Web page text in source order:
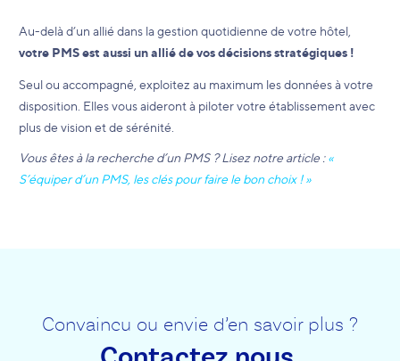
Au-delà d’un allié dans la gestion quotidienne de votre hôtel,
votre PMS est aussi un allié de vos décisions stratégiques !
Seul ou accompagné, exploitez au maximum les données à votre
disposition. Elles vous aideront à piloter votre établissement avec
plus de vision et de sérénité.
Vous êtes à la recherche d’un PMS ? Lisez notre article :«
S’équiper d’un PMS, les clés pour faire le bon choix ! »
Convaincu ou envie d’en savoir plus ?